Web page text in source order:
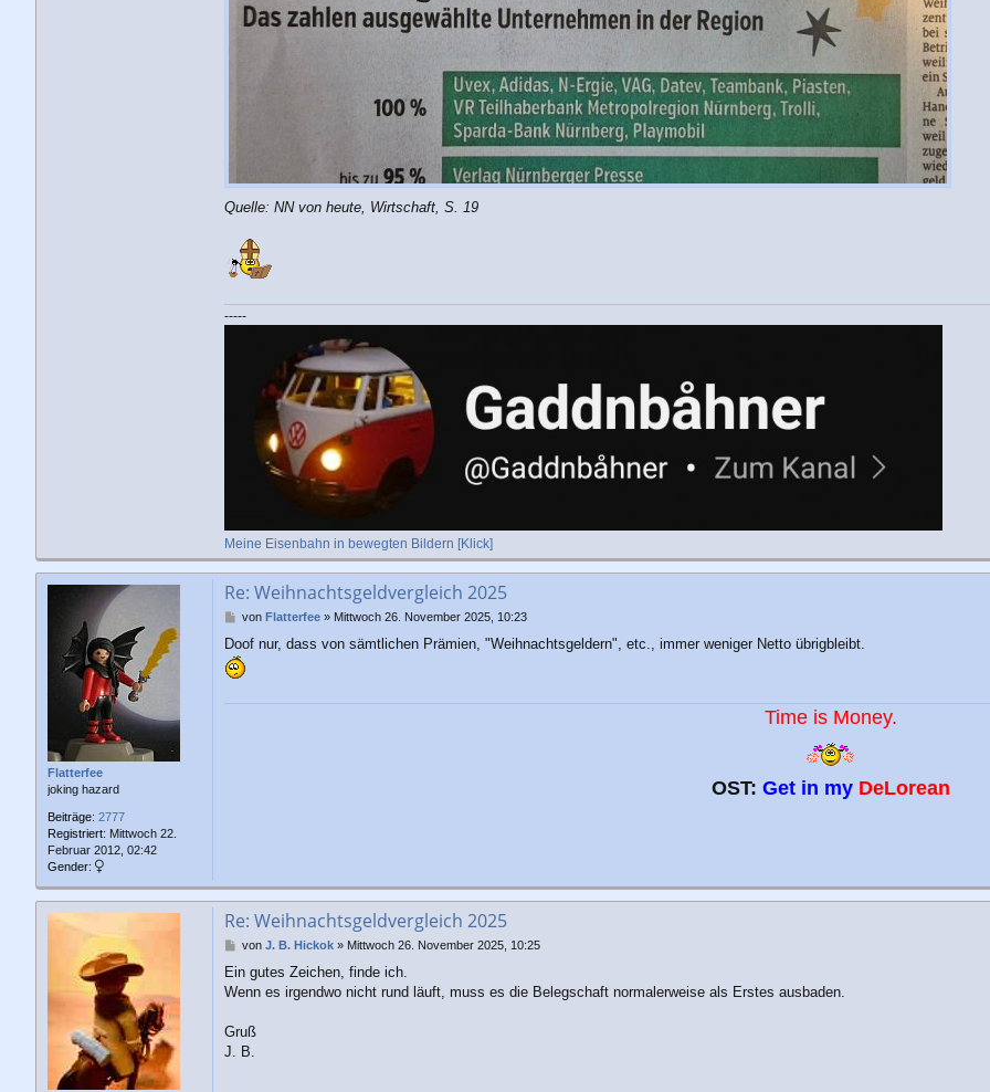
Quelle: NN von heute, Wirtschaft, S. 19
-----
Meine Eisenbahn in bewegten Bildern [Klick]
Flatterfee
joking hazard
Beiträge: 2777
Registriert: Mittwoch 22.
Februar 2012, 02:42
Gender:
Re: Weihnachtsgeldvergleich 2025
B
i
t
r
von Flatterfee» Mittwoch 26. November 2025, 10:23
Doof nur, dass von sämtlichen Prämien, "Weihnachtsgeldern", etc., immer weniger Netto übrigbleibt.
Time is Money.
OST: Get in my DeLorean
Re: Weihnachtsgeldvergleich 2025
B
i
t
a
g
von J. B. Hickok» Mittwoch 26. November 2025, 10:25
Ein gutes Zeichen, finde ich.
Wenn es irgendwo nicht rund läuft, muss es die Belegschaft normalerweise als Erstes ausbaden.
Gruß
J. B.